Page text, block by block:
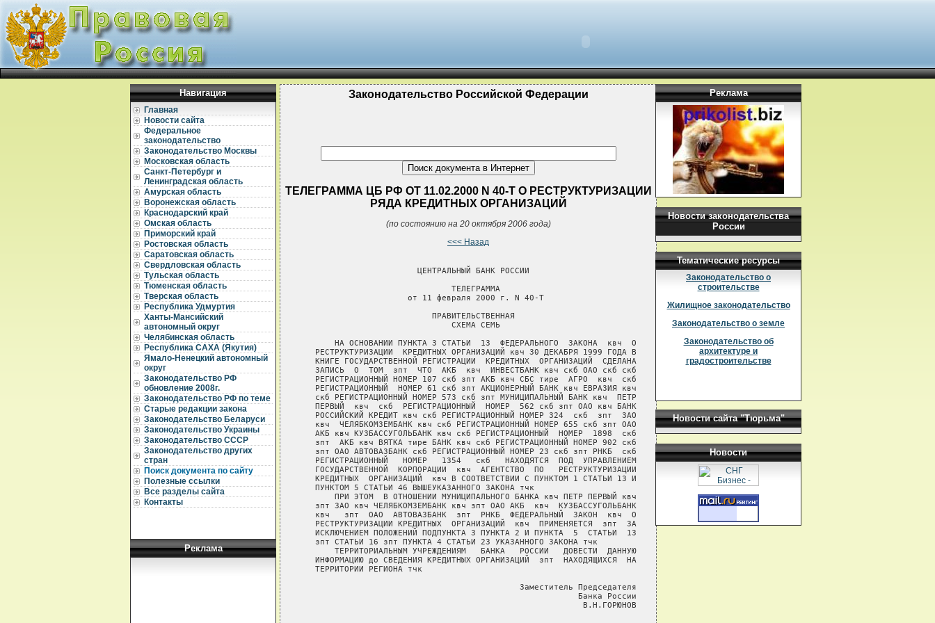
Навигация
Главная
Новости сайта
Федеральное
законодательство
Законодательство Москвы
Московская область
Санкт-Петербург и
Ленинградская область
Амурская область
Воронежская область
Краснодарский край
Омская область
Приморский край
Ростовская область
Саратовская область
Свердловская область
Тульская область
Тюменская область
Тверская область
Республика Удмуртия
Ханты-Мансийский
автономный округ
Челябинская область
Республика САХА (Якутия)
Ямало-Ненецкий автономный
округ
Законодательство РФ
обновление 2008г.
Законодательство РФ по теме
Старые редакции закона
Законодательство Беларуси
Законодательство Украины
Законодательство СССР
Законодательство других
стран
Поиск документа по сайту
Полезные ссылки
Все разделы сайта
Контакты
Реклама
Законодательство Российской Федерации
ТЕЛЕГРАММА ЦБ РФ ОТ 11.02.2000 N 40-Т О РЕСТРУКТУРИЗАЦИИ
РЯДА КРЕДИТНЫХ ОРГАНИЗАЦИЙ
(по состоянию на 20 октября 2006 года)
<<< Назад
                        ЦЕНТРАЛЬНЫЙ БАНК РОССИИ
                               ТЕЛЕГРАММА
                      от 11 февраля 2000 г. N 40-Т
                           ПРАВИТЕЛЬСТВЕННАЯ
                               СХЕМА СЕМЬ
       НА ОСНОВАНИИ ПУНКТА 3 СТАТЬИ  13  ФЕДЕРАЛЬНОГО  ЗАКОНА  квч  О
   РЕСТРУКТУРИЗАЦИИ  КРЕДИТНЫХ ОРГАНИЗАЦИЙ квч 30 ДЕКАБРЯ 1999 ГОДА В
   КНИГЕ ГОСУДАРСТВЕННОЙ РЕГИСТРАЦИИ  КРЕДИТНЫХ  ОРГАНИЗАЦИЙ  СДЕЛАНА
   ЗАПИСЬ  О  ТОМ  зпт  ЧТО  АКБ  квч  ИНВЕСТБАНК квч скб ОАО скб скб
   РЕГИСТРАЦИОННЫЙ НОМЕР 107 скб зпт АКБ квч СБС тире  АГРО  квч  скб
   РЕГИСТРАЦИОННЫЙ  НОМЕР 61 скб зпт АКЦИОНЕРНЫЙ БАНК квч ЕВРАЗИЯ квч
   скб РЕГИСТРАЦИОННЫЙ НОМЕР 573 скб зпт МУНИЦИПАЛЬНЫЙ БАНК квч  ПЕТР
   ПЕРВЫЙ  квч  скб  РЕГИСТРАЦИОННЫЙ  НОМЕР  562 скб зпт ОАО квч БАНК
   РОССИЙСКИЙ КРЕДИТ квч скб РЕГИСТРАЦИОННЫЙ НОМЕР 324  скб  зпт  ЗАО
   квч  ЧЕЛЯБКОМЗЕМБАНК квч скб РЕГИСТРАЦИОННЫЙ НОМЕР 655 скб зпт ОАО
   АКБ квч КУЗБАССУГОЛЬБАНК квч скб РЕГИСТРАЦИОННЫЙ  НОМЕР  1898  скб
   зпт  АКБ квч ВЯТКА тире БАНК квч скб РЕГИСТРАЦИОННЫЙ НОМЕР 902 скб
   зпт ОАО АВТОВАЗБАНК скб РЕГИСТРАЦИОННЫЙ НОМЕР 23 скб зпт РНКБ  скб
   РЕГИСТРАЦИОННЫЙ   НОМЕР   1354   скб   НАХОДЯТСЯ  ПОД  УПРАВЛЕНИЕМ
   ГОСУДАРСТВЕННОЙ  КОРПОРАЦИИ  квч  АГЕНТСТВО  ПО   РЕСТРУКТУРИЗАЦИИ
   КРЕДИТНЫХ  ОРГАНИЗАЦИЙ  квч В СООТВЕТСТВИИ С ПУНКТОМ 1 СТАТЬИ 13 И
   ПУНКТОМ 5 СТАТЬИ 46 ВЫШЕУКАЗАННОГО ЗАКОНА тчк
       ПРИ ЭТОМ  В ОТНОШЕНИИ МУНИЦИПАЛЬНОГО БАНКА квч ПЕТР ПЕРВЫЙ квч
   зпт ЗАО квч ЧЕЛЯБКОМЗЕМБАНК квч зпт ОАО АКБ  квч  КУЗБАССУГОЛЬБАНК
   квч   зпт  ОАО  АВТОВАЗБАНК  зпт  РНКБ  ФЕДЕРАЛЬНЫЙ  ЗАКОН  квч  О
   РЕСТРУКТУРИЗАЦИИ КРЕДИТНЫХ  ОРГАНИЗАЦИЙ  квч  ПРИМЕНЯЕТСЯ  зпт  ЗА
   ИСКЛЮЧЕНИЕМ ПОЛОЖЕНИЙ ПОДПУНКТА 3 ПУНКТА 2 И ПУНКТА  5  СТАТЬИ  13
   зпт СТАТЬИ 16 зпт ПУНКТА 4 СТАТЬИ 23 УКАЗАННОГО ЗАКОНА тчк
       ТЕРРИТОРИАЛЬНЫМ УЧРЕЖДЕНИЯМ   БАНКА   РОССИИ   ДОВЕСТИ  ДАННУЮ
   ИНФОРМАЦИЮ до СВЕДЕНИЯ КРЕДИТНЫХ ОРГАНИЗАЦИЙ  зпт  НАХОДЯЩИХСЯ  НА
   ТЕРРИТОРИИ РЕГИОНА тчк
                                             Заместитель Председателя
                                                         Банка России
                                                          В.Н.ГОРЮНОВ
Реклама
Новости законодательства
России
Тематические ресурсы
Законодательство о
строительстве
Жилищное законодательство
Законодательство о земле
Законодательство об
архитектуре и
градостроительстве
Новости сайта "Тюрьма"
Новости